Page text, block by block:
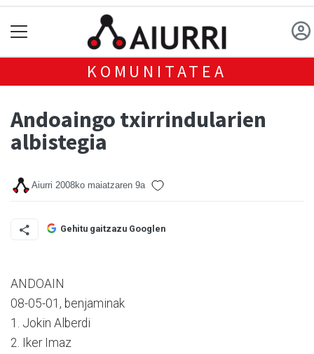
KOMUNITATEA
Andoaingo txirrindularien
albistegia
Aiurri 2008ko maiatzaren 9a
Gehitu gaitzazu Googlen
ANDOAIN
08-05-01, benjaminak
1. Jokin Alberdi
2. Iker Imaz